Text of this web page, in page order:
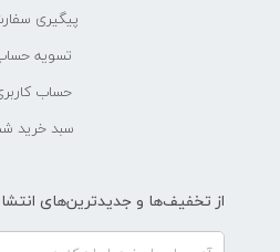
پیگیری
تسویه
حساب
سبد خرید
از تخفیف‌ها و جدیدترین‌های